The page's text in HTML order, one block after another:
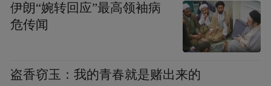
伊朗“婉转回应”最高领袖病
危传闻
盗香窃玉：我的青春就是赌出来的